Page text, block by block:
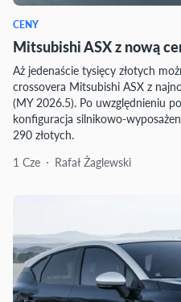
CENY
Mitsubishi ASX z nową
Aż jedenaście tysięcy złotych
crossovera Mitsubishi ASX z
(MY 2026.5). Po uwzględnieniu
konfiguracja silnikowo-
290 złotych.
1 Cze
Rafał Żaglewski